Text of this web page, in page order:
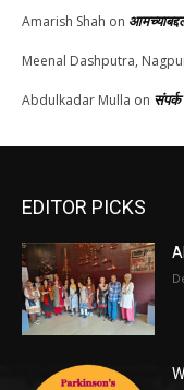
Amarish Shah on
Meenal Dashputra,
Abdulkadar Mulla on संपर्क
EDITOR PICKS